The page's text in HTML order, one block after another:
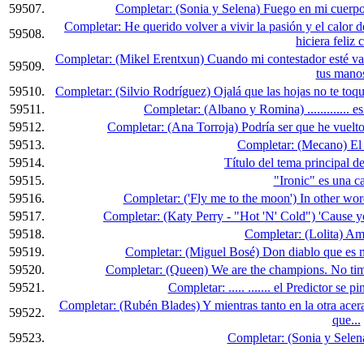
59507.
Completar: (Sonia y Selena) Fuego en mi
59508.
Completar: He querido volver a vivir la pasión y el calor
hiciera feliz
59509.
Completar: (Mikel Erentxun) Cuando mi contestador esté
tus
59510.
Completar: (Silvio Rodríguez) Ojalá que las hojas no te
59511.
Completar: (Albano y Romina) .............
59512.
Completar: (Ana Torroja) Podría ser que he
59513.
Completar: (Mecano) El
59514.
Título del tema principal
59515.
"Ironic" es una
59516.
Completar: ('Fly me to the moon') In other
59517.
Completar: (Katy Perry - "Hot 'N' Cold") 'Cause
59518.
Completar: (Lolita)
59519.
Completar: (Miguel Bosé) Don diablo que es
59520.
Completar: (Queen) We are the champions. No
59521.
Completar: ..... ....... el Predictor se
59522.
Completar: (Rubén Blades) Y mientras tanto en la otra
que...
59523.
Completar: (Sonia y